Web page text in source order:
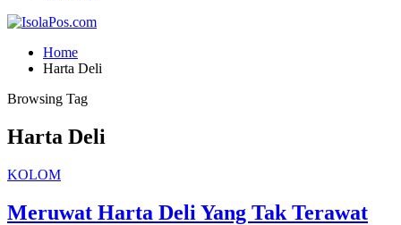
Home
Harta Deli
Browsing Tag
Harta Deli
KOLOM
Meruwat Harta Deli Yang Tak Terawat